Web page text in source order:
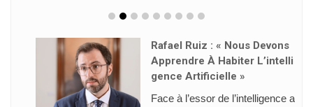
Rafael Ruiz : « Nous Devons
Apprendre À Habiter L’intelli
Gence Artificielle »
Face à l’essor de l’intelligence a